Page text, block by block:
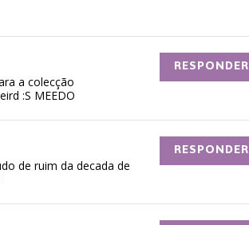
a colecção
:S MEEDO
RESPONDER
de ruim da decada de
RESPONDER